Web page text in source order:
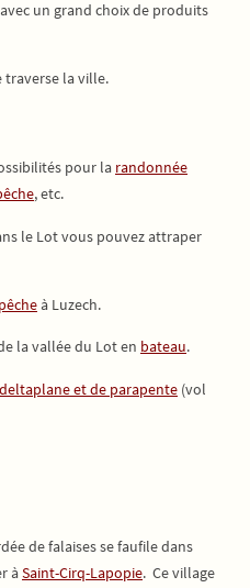
un grand choix de produits
traverse la ville.
pour la randonnée
, etc.
le Lot vous pouvez attraper
à Luzech.
la vallée du Lot en bateau.
deltaplane et de parapente (vol
de falaises se faufile dans
àSaint-Cirq-Lapopie. Ce village